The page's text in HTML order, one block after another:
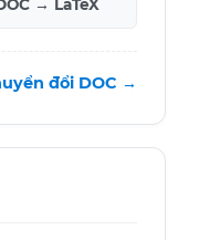
→ LaTeX
đổi DOC →